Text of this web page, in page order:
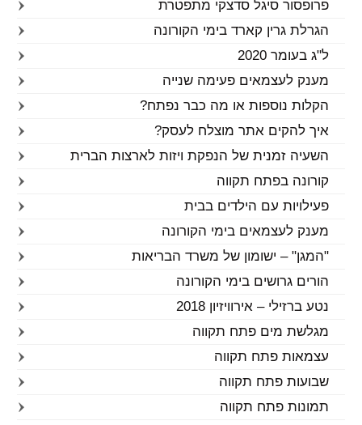
פרופסור סיגל סדצקי מתפטרת
הגרלת גרין קארד בימי הקורונה
ל"ג בעומר 2020
מענק לעצמאים פעימה שנייה
הקלות נוספות או מה כבר נפתח?
איך להקים אתר מוצלח לעסק?
השעיה זמנית של הנפקת ויזות לארצות הברית
קורונה בפתח תקווה
פעילויות עם הילדים בבית
מענק לעצמאים בימי הקורונה
"המגן" – ישומון של משרד הבריאות
הורים גרושים בימי הקורונה
נטע ברזילי – אירוויזיון 2018
מגלשת מים פתח תקווה
עצמאות פתח תקווה
שבועות פתח תקווה
תמונות פתח תקווה